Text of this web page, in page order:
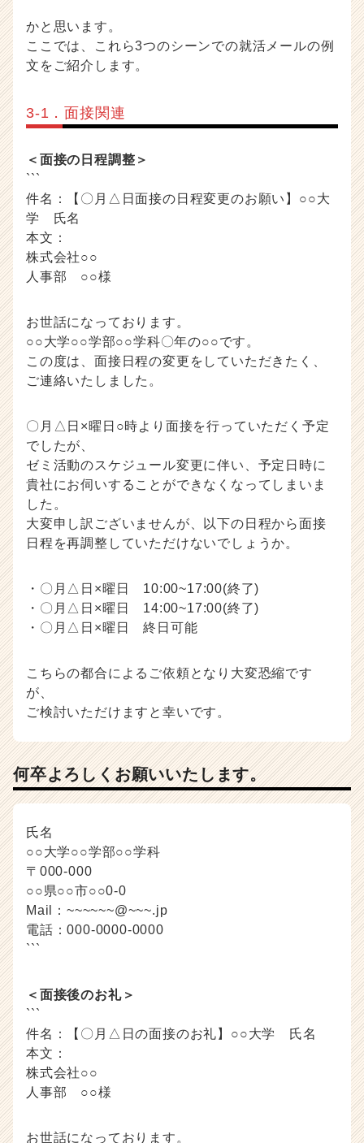
かと思います。
ここでは、これら3つのシーンでの就活メールの例
文をご紹介します。
3-1．面接関連
＜面接の日程調整＞
```
件名：【〇月△日面接の日程変更のお願い】○○大
学 氏名
本文：
株式会社○○
人事部 ○○様
お世話になっております。
○○大学○○学部○○学科〇年の○○です。
この度は、面接日程の変更をしていただきたく、
ご連絡いたしました。
〇月△日×曜日○時より面接を行っていただく予定
でしたが、
ゼミ活動のスケジュール変更に伴い、予定日時に
貴社にお伺いすることができなくなってしまいま
した。
大変申し訳ございませんが、以下の日程から面接
日程を再調整していただけないでしょうか。
・〇月△日×曜日 10:00~17:00(終了)
・〇月△日×曜日 14:00~17:00(終了)
・〇月△日×曜日 終日可能
こちらの都合によるご依頼となり大変恐縮です
が、
ご検討いただけますと幸いです。
何卒よろしくお願いいたします。
氏名
○○大学○○学部○○学科
〒000-000
○○県○○市○○0-0
Mail：~~~~~~@~~~.jp
電話：000-0000-0000
```
＜面接後のお礼＞
```
件名：【〇月△日の面接のお礼】○○大学 氏名
本文：
株式会社○○
人事部 ○○様
お世話になっております。